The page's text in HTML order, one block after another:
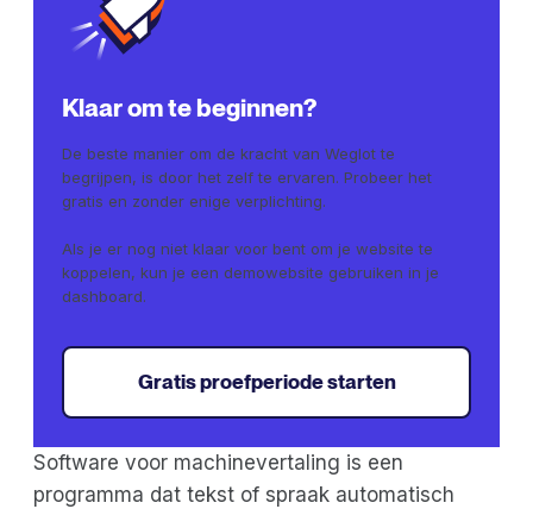
Software voor machinevertaling is een
programma dat tekst of spraak automatisch
Klaar om te beginnen?
De beste manier om de kracht van Weglot te
begrijpen, is door het zelf te ervaren. Probeer het
gratis en zonder enige verplichting.
Als je er nog niet klaar voor bent om je website te
koppelen, kun je een demowebsite gebruiken in je
dashboard.
Gratis proefperiode starten